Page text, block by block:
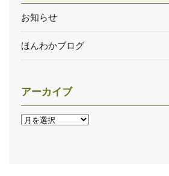
お知らせ
ほんわかブログ
アーカイブ
ア